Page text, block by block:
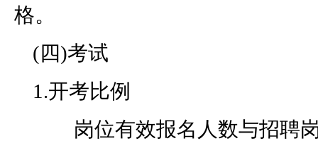
格。
(四)考试
1.开考比例
岗位有效报名人数与招聘岗